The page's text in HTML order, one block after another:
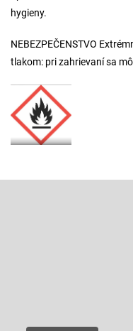
hygieny.
NEBEZPEČENSTVO
tlakom: pri zahrievaní sa